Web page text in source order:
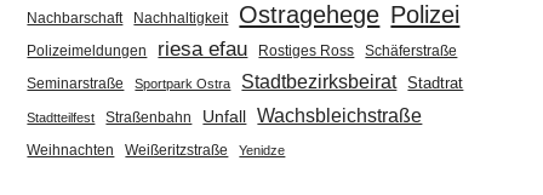
Nachbarschaft Nachhaltigkeit Ostragehege Polizei
Polizeimeldungen riesa efau Rostiges Ross Schäferstraße
Seminarstraße Sportpark Ostra Stadtbezirksbeirat Stadtrat
Stadtteilfest Straßenbahn Unfall Wachsbleichstraße
Weihnachten Weißeritzstraße Yenidze